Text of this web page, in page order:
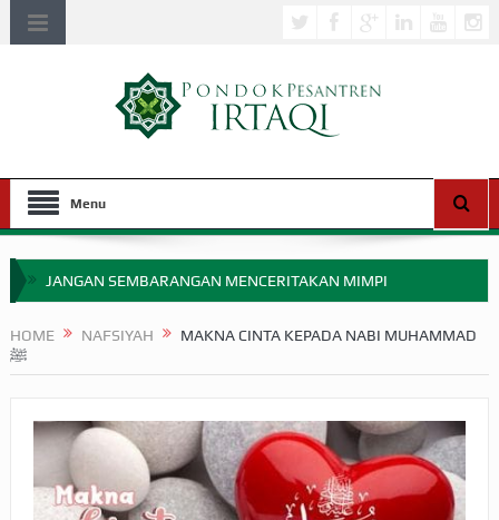
Menu
JANGAN SEMBARANGAN MENCERITAKAN MIMPI
SEBELUM TIBA SAAT WAJIB?
HAKIKAT NIKMAT DI DUNIA!
HOME NAFSIYAH
MAKNA CINTA KEPADA NABI MUHAMMAD
ﷺ